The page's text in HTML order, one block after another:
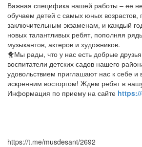
Важная специфика нашей работы – ее
обучаем детей с самых юных возрастов,
заключительным экзаменам, и каждый
новых талантливых ребят, пополняя
музыкантов, актеров и художников.
🐥Мы рады, что у нас есть добрые
воспитатели детских садов нашего
удовольствием приглашают нас к себе и
искренним восторгом! Ждем ребят в
Информация по приему на сайте
https://t.me/musdesant/2692